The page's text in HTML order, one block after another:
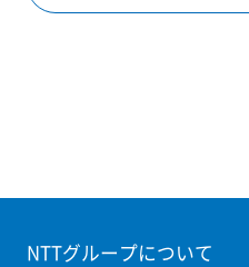
NTTグループについて